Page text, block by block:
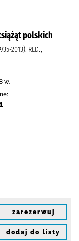
polskich
2013). RED.,
w.
zarezerwuj
dodaj do listy